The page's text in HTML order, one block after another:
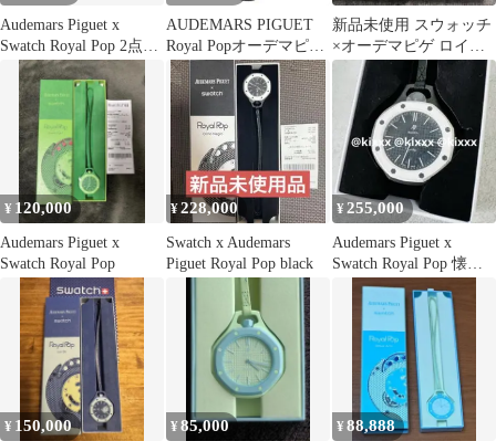
Audemars Piguet x
Swatch Royal Pop 2点セ
ット
AUDEMARS PIGUET
Royal Popオーデマピゲ
スウォッチ
新品未使用 スウォッチ
×オーデマピゲ ロイヤ
ルポップ 国内正規品 鑑
定可
¥ 120,000
Audemars Piguet x
Swatch Royal Pop
¥228,000
Swatch x Audemars
Piguet Royal Pop black
¥255,000
Audemars Piguet x
Swatch Royal Pop 懐中
時計
¥ 150,000 ¥85,000 ¥88,888